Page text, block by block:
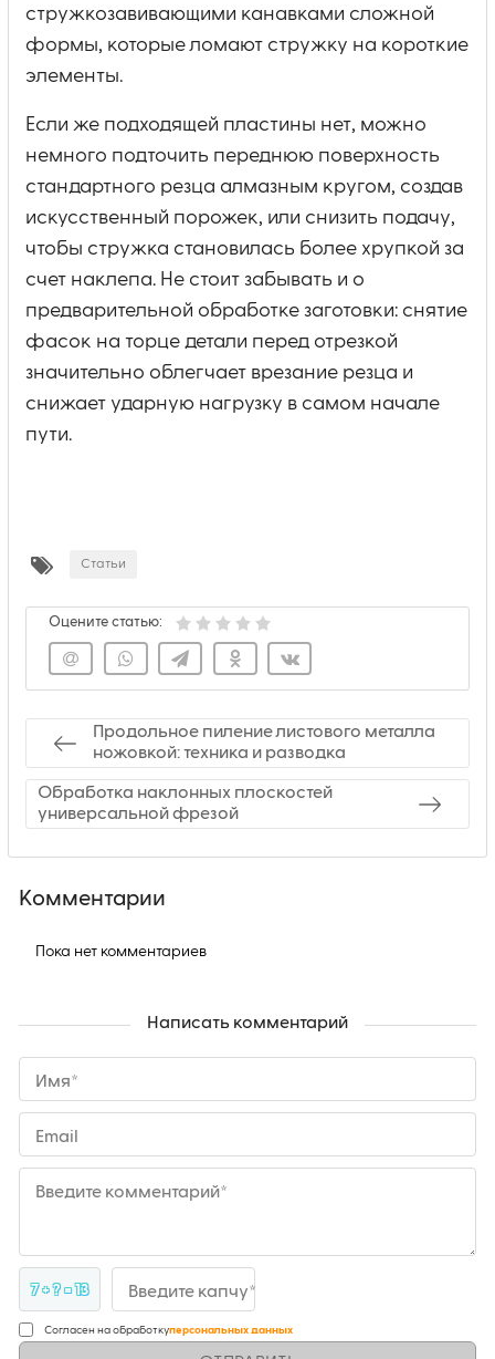
стружкозавивающими канавками сложной
формы, которые ломают стружку на короткие
элементы.
Если же подходящей пластины нет, можно
немного подточить переднюю поверхность
стандартного резца алмазным кругом, создав
искусственный порожек, или снизить подачу,
чтобы стружка становилась более хрупкой за
счет наклепа. Не стоит забывать и о
предварительной обработке заготовки: снятие
фасок на торце детали перед отрезкой
значительно облегчает врезание резца и
снижает ударную нагрузку в самом начале
пути.
Статьи
Оцените статью:
Продольное пиление листового металла
ножовкой: техника и разводка
Обработка наклонных плоскостей
универсальной фрезой
Комментарии
Пока нет комментариев
Написать комментарий
Имя*
Email
Введите комментарий*
7 + ? = 13 Введите капчу*
Согласен на обработкуперсональных данных